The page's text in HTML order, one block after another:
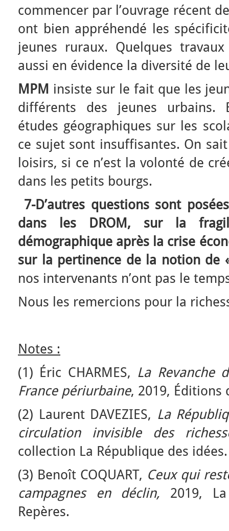
commencer par l’ouvrage récent
ont bien appréhendé les
jeunes ruraux. Quelques
aussi en évidence la diversité de
MPM insiste sur le fait que les
différents des jeunes urbains.
études géographiques sur les
ce sujet sont insuffisantes. On
loisirs, si ce n’est la volonté de
dans les petits bourgs.
7-D’autres questions sont
dans les DROM, sur la
démographique après la crise
sur la pertinence de la notion de
nos intervenants n’ont pas le
Nous les remercions pour la
Notes :
(1) Éric CHARMES, La Revanche
France périurbaine, 2019, Éditions
(2) Laurent DAVEZIES, La
circulation invisible des
collection La République des idées.
(3) Benoît COQUART, Ceux qui
campagnes en déclin, 2019,
Repères.